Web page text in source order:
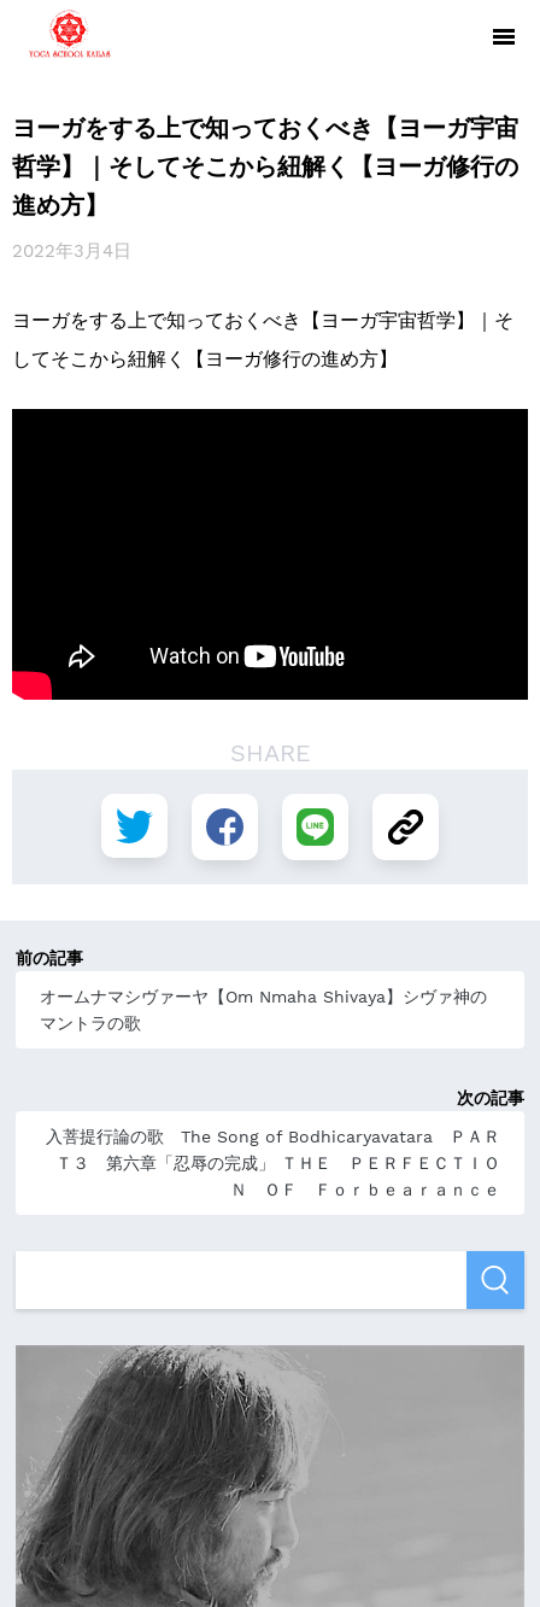
ヨーガをする上で知っておくべき【ヨーガ宇宙
哲学】｜そしてそこから紐解く【ヨーガ修行の
進め方】
2022年3月4日
ヨーガをする上で知っておくべき【ヨーガ宇宙哲学】｜そ
してそこから紐解く【ヨーガ修行の進め方】
SHARE
前の記事
オームナマシヴァーヤ【Om Nmaha Shivaya】シヴァ神の
マントラの歌
次の記事
入菩提行論の歌 The Song of Bodhicaryavatara ＰＡＲ
Ｔ３ 第六章「忍辱の完成」 ＴＨＥ ＰＥＲＦＥＣＴＩＯ
Ｎ ＯＦ Ｆｏｒｂｅａｒａｎｃｅ